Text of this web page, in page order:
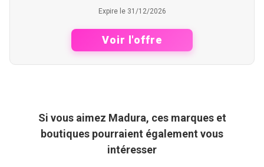
Expire le 31/12/2026
Voir l'offre
Si vous aimez Madura, ces marques et
boutiques pourraient également vous
intéresser